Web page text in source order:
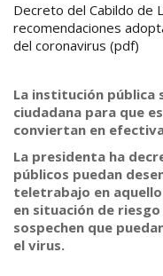
Decreto del Cabildo de
recomendaciones
del coronavirus (pdf)
La institución pública
ciudadana para que
conviertan en
La presidenta ha
públicos puedan
teletrabajo en
en situación de
sospechen que
el virus.